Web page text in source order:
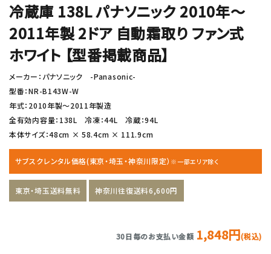
冷蔵庫 138L パナソニック 2010年〜
2011年製 2ドア 自動霜取り ファン式
ホワイト 【型番掲載商品】
メーカー：パナソニック -Panasonic-
型番：NR-B143W-W
年式：2010年製〜2011年製造
全有効内容量：138L 冷凍：44L 冷蔵：94L
本体サイズ：48cm × 58.4cm × 111.9cm
サブスクレンタル価格(東京・埼玉・神奈川限定） ※一部エリア除く
東京・埼玉送料無料 神奈川往復送料6,600円
30日毎のお支払い金額 1,848円(税込)